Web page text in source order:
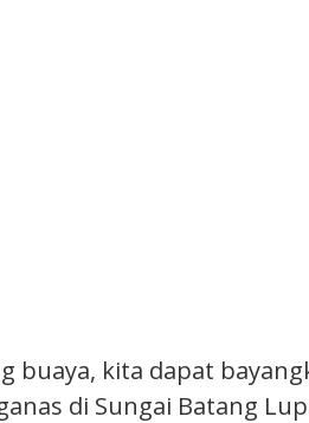
buaya, kita dapat
di Sungai Batang